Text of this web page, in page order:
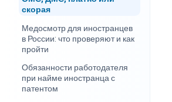
скорая
Медосмотр для иностранцев
в России: что проверяют и как
пройти
Обязанности работодателя
при найме иностранца с
патентом